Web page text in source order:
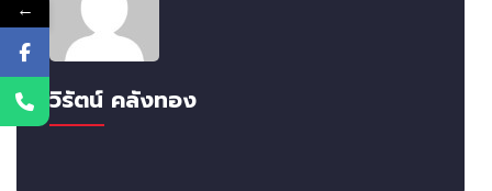
วิรัตน์ คลังทอง
←